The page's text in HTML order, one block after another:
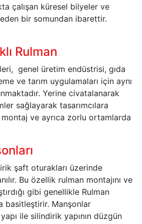
çalışan küresel bilyeler ve
bir somundan ibarettir.
Rulman
genel üretim endüstrisi, gıda
ve tarım uygulamaları için aynı
Yerine civatalanarak
sağlayarak tasarımcılara
montaj ve ayrıca zorlu ortamlarda
şaft oturakları üzerinde
Bu özellik rulman montajını ve
gibi genellikle Rulman
basitleştirir. Manşonlar
ile silindirik yapının düzgün